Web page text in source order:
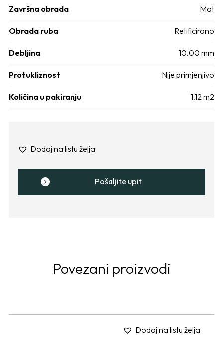
Završna obrada Mat
Obrada ruba Retificirano
Debljina 10.00 mm
Protukliznost Nije primjenjivo
Količina u pakiranju 1.12 m2
Dodaj na listu želja
Pošaljite upit
Povezani proizvodi
Dodaj na listu želja